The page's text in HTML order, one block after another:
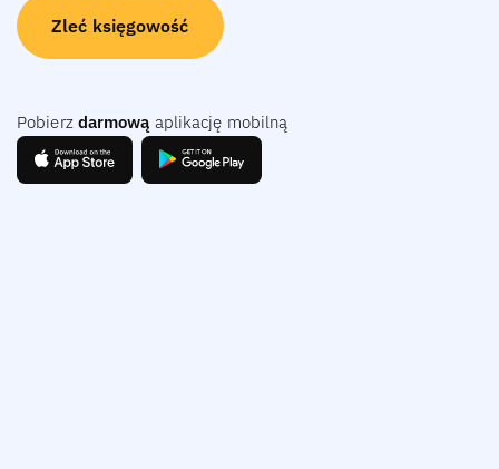
Zleć księgowość
Pobierz darmową aplikację mobilną